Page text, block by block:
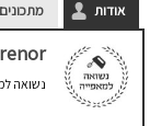
אודות
נשואה